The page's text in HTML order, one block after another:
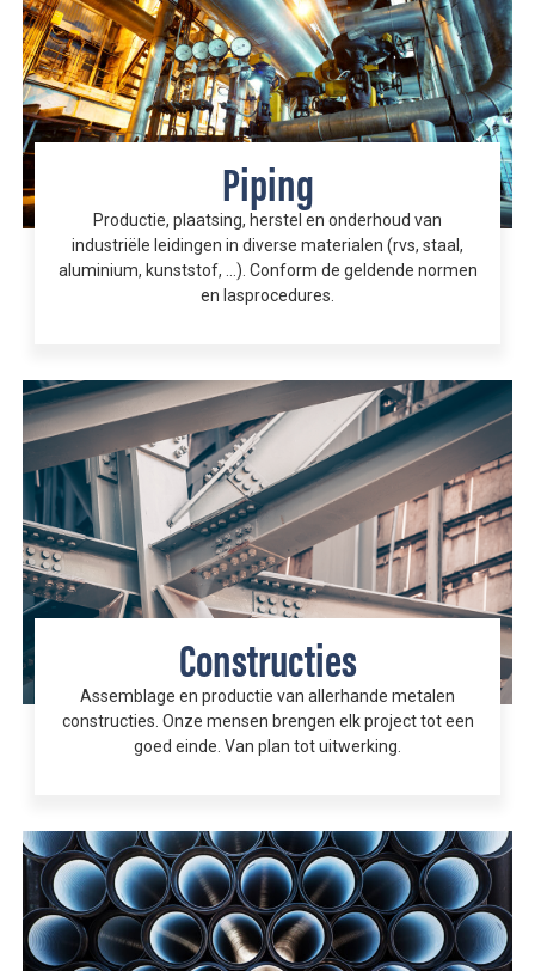
Piping
Productie, plaatsing, herstel en onderhoud van
industriële leidingen in diverse materialen (rvs, staal,
aluminium, kunststof, …). Conform de geldende normen
en lasprocedures.
Constructies
Assemblage en productie van allerhande metalen
constructies. Onze mensen brengen elk project tot een
goed einde. Van plan tot uitwerking.